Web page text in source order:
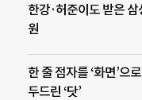
한강·허준이도 받은
원
한 줄 점자를 ‘화면’으
두드린 ‘닷’